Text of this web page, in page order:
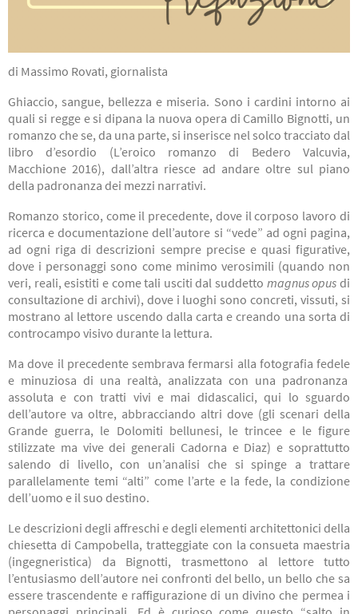
di Massimo Rovati, giornalista
Ghiaccio, sangue, bellezza e miseria. Sono i cardini intorno ai
quali si regge e si dipana la nuova opera di Camillo Bignotti, un
romanzo che se, da una parte, si inserisce nel solco tracciato dal
libro d’esordio (L’eroico romanzo di Bedero Valcuvia,
Macchione 2016), dall’altra riesce ad andare oltre sul piano
della padronanza dei mezzi narrativi.
Romanzo storico, come il precedente, dove il corposo lavoro di
ricerca e documentazione dell’autore si “vede” ad ogni pagina,
ad ogni riga di descrizioni sempre precise e quasi figurative,
dove i personaggi sono come minimo verosimili (quando non
veri, reali, esistiti e come tali usciti dal suddetto magnus opus di
consultazione di archivi), dove i luoghi sono concreti, vissuti, si
mostrano al lettore uscendo dalla carta e creando una sorta di
controcampo visivo durante la lettura.
Ma dove il precedente sembrava fermarsi alla fotografia fedele
e minuziosa di una realtà, analizzata con una padronanza
assoluta e con tratti vivi e mai didascalici, qui lo sguardo
dell’autore va oltre, abbracciando altri dove (gli scenari della
Grande guerra, le Dolomiti bellunesi, le trincee e le figure
stilizzate ma vive dei generali Cadorna e Diaz) e soprattutto
salendo di livello, con un’analisi che si spinge a trattare
parallelamente temi “alti” come l’arte e la fede, la condizione
dell’uomo e il suo destino.
Le descrizioni degli affreschi e degli elementi architettonici della
chiesetta di Campobella, tratteggiate con la consueta maestria
(ingegneristica) da Bignotti, trasmettono al lettore tutto
l’entusiasmo dell’autore nei confronti del bello, un bello che sa
essere trascendente e raffigurazione di un divino che permea i